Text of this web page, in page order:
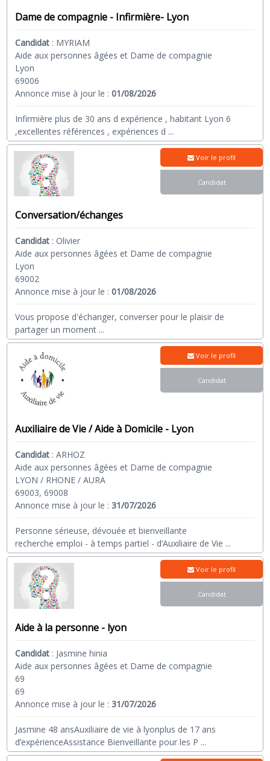
Dame de compagnie - Infirmière- Lyon
Candidat : MYRIAM
Aide aux personnes âgées et Dame de compagnie
Lyon
69006
Annonce mise à jour le :01/08/2026
Infirmière plus de 30 ans d expérience , habitant Lyon 6
,excellentes références , expériences d ...
Conversation/échanges
Candidat :Olivier
Aide aux personnes âgées et Dame de compagnie
Lyon
69002
Annonce mise à jour le :01/08/2026
Vous propose d'échanger, converser pour le plaisir de
partager un moment ...
Voir le profil
Candidat
Auxiliaire de Vie / Aide à Domicile - Lyon
Candidat :ARHOZ
Aide aux personnes âgées et Dame de compagnie
LYON / RHONE / AURA
69003, 69008
Annonce mise à jour le :31/07/2026
Personne sérieuse, dévouée et bienveillante
recherche emploi - à temps partiel - d’Auxiliaire de Vie ...
Voir le profil
Candidat
Aide à la personne - lyon
Candidat : Jasmine hinia
Aide aux personnes âgées et Dame de compagnie
69
69
Annonce mise à jour le :31/07/2026
Jasmine 48 ansAuxiliaire de vie à lyonplus de 17 ans
d’expérienceAssistance Bienveillante pour les P ...
Voir le profil
Candidat